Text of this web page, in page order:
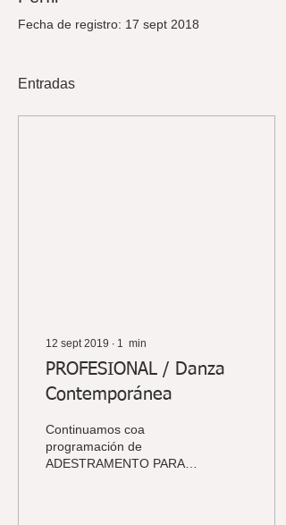
Fecha de registro: 17 sept 2018
Entradas
12 sept 2019 ∙ 1 min
PROFESIONAL / Danza
Contemporánea
Continuamos coa
programación de
ADESTRAMENTO PARA